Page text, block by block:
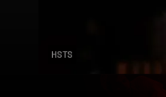
HSTS